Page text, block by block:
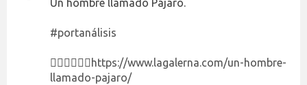
Un hombre llamado Pájaro.
#portanálisis
👉🏻👉🏻👉🏻 https://www.lagalerna.com/un-hombre-
llamado-pajaro/